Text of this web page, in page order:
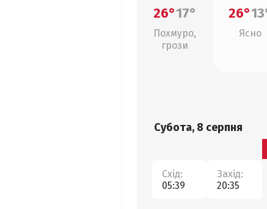
26°17°
Похмуро,
грози
26°
Ясно
Субота, 8 серпня
Схід:
05:39
Захід:
20:35